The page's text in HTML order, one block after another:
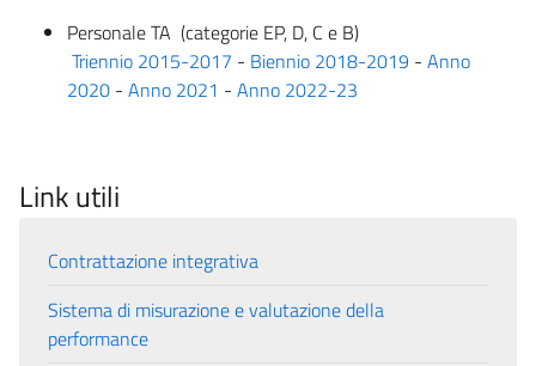
Personale TA (categorie EP, D, C e B)
Triennio 2015-2017 - Biennio 2018-2019 - Anno
2020 - Anno 2021 - Anno 2022-23
Link utili
Contrattazione integrativa
Sistema di misurazione e valutazione della
performance